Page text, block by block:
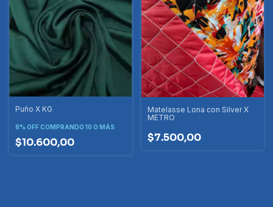
Puño X KG
8% OFFCOMPRANDO 10 O MÁS
$10.600,00
Matelasse Lona con Silver X
METRO
$7.500,00